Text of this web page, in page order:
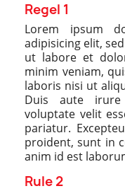
Regel 1
Lorem ipsum
adipisicing elit,
ut labore et
minim veniam,
laboris nisi ut
Duis aute
voluptate velit
pariatur.
proident, sunt in
anim id est
Rule 2